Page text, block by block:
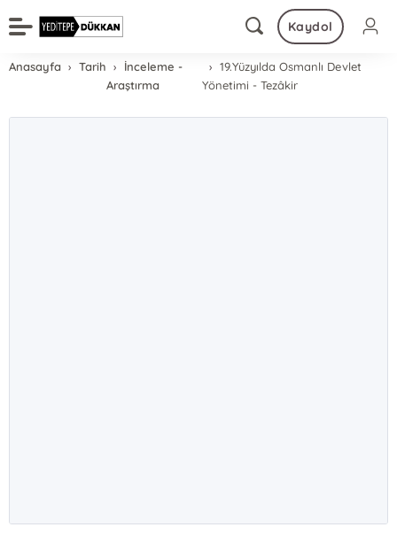
Kaydol
Anasayfa Tarih
İnceleme -
Araştırma
19.Yüzyılda Osmanlı Devlet
Yönetimi - Tezâkir